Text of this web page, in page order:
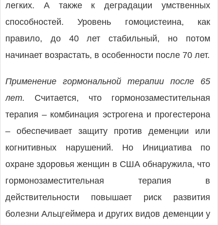
легких. А также к деградации умственных
способностей. Уровень гомоцистеина, как
правило, до 40 лет стабильный, но потом
начинает возрастать, в особенности после 70 лет.
Применение гормональной терапии после 65
лет. Считается, что гормонозаместительная
терапия – комбинация эстрогена и прогестерона
– обеспечивает защиту против деменции или
когнитивных нарушений. Но Инициатива по
охране здоровья женщин в США обнаружила, что
гормонозаместительная терапия в
действительности повышает риск развития
болезни Альцгеймера и других видов деменции у